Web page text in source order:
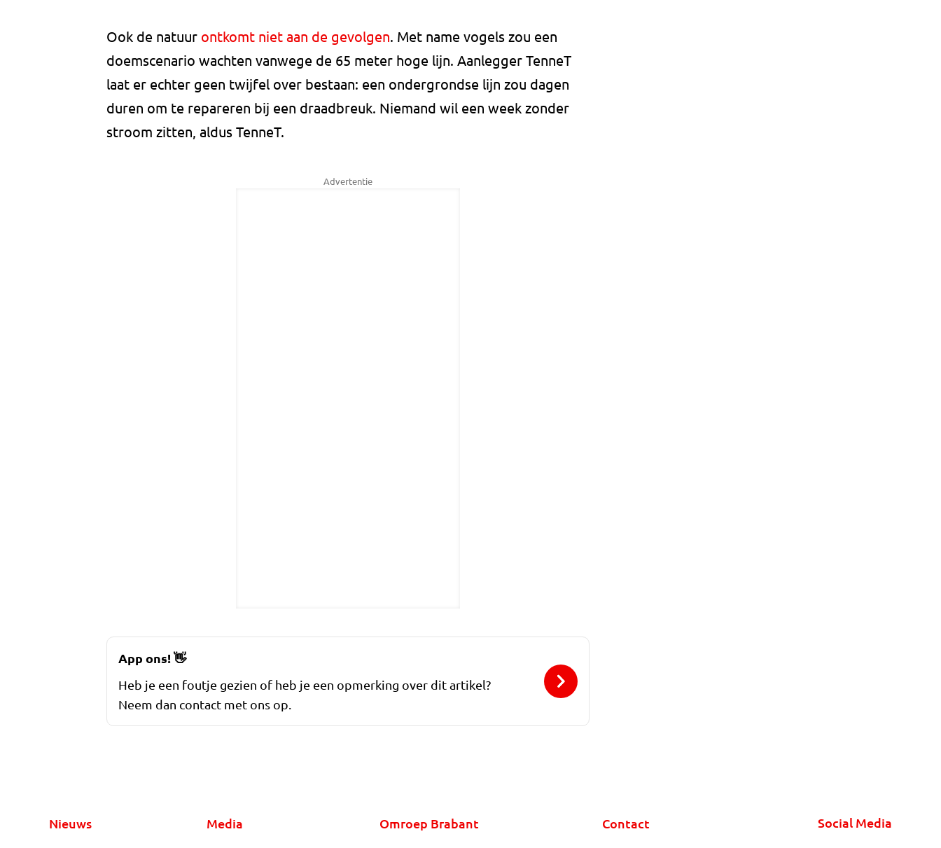
Ook de natuur ontkomt niet aan de gevolgen. Met name vogels zou een
doemscenario wachten vanwege de 65 meter hoge lijn. Aanlegger TenneT
laat er echter geen twijfel over bestaan: een ondergrondse lijn zou dagen
duren om te repareren bij een draadbreuk. Niemand wil een week zonder
stroom zitten, aldus TenneT.
Advertentie
App ons!👋
Heb je een foutje gezien of heb je een opmerking over dit artikel?
Neem dan contact met ons op.
Nieuws Media Omroep Brabant Contact Social Media